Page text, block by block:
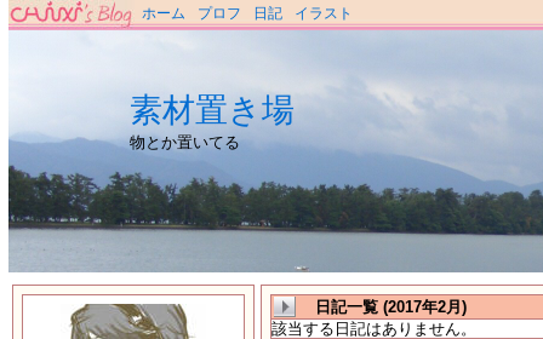
ホーム プロフ 日記 イラスト
素材置き場
物とか置いてる
日記一覧 (2017年2月)
該当する日記はありません。